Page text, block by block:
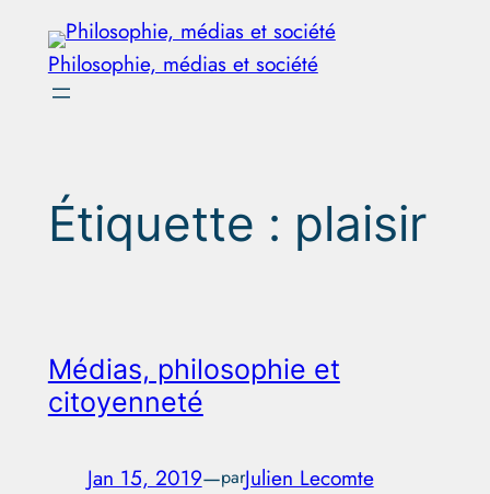
Aller
contenu
Philosophie, médias et société
Étiquette : plaisir
Médias, philosophie et
citoyenneté
Jan 15, 2019—parJulien Lecomte